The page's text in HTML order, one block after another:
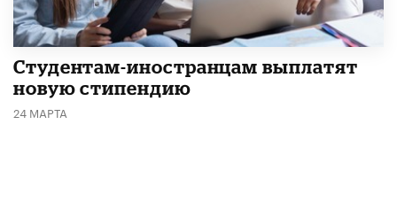
Студентам-иностранцам выплатят
новую стипендию
24 МАРТА